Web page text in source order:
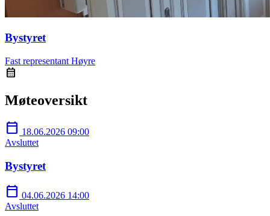
Bystyret
Fast representant Høyre
calendar_month
Møteoversikt
calendar_today 18.06.2026 09:00
Avsluttet
Bystyret
calendar_today 04.06.2026 14:00
Avsluttet